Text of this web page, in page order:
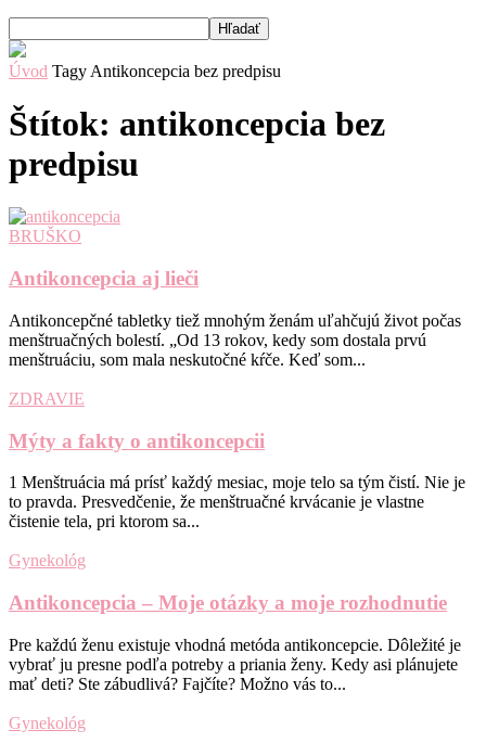
Úvod Tagy Antikoncepcia bez predpisu
Štítok: antikoncepcia bez
predpisu
BRUŠKO
Antikoncepcia aj lieči
Antikoncepčné tabletky tiež mnohým ženám uľahčujú život počas
menštruačných bolestí. „Od 13 rokov, kedy som dostala prvú
menštruáciu, som mala neskutočné kŕče. Keď som...
ZDRAVIE
Mýty a fakty o antikoncepcii
1 Menštruácia má prísť každý mesiac, moje telo sa tým čistí. Nie je
to pravda. Presvedčenie, že menštruačné krvácanie je vlastne
čistenie tela, pri ktorom sa...
Gynekológ
Antikoncepcia – Moje otázky a moje rozhodnutie
Pre každú ženu existuje vhodná metóda antikoncepcie. Dôležité je
vybrať ju presne podľa potreby a priania ženy. Kedy asi plánujete
mať deti? Ste zábudlivá? Fajčíte? Možno vás to...
Gynekológ